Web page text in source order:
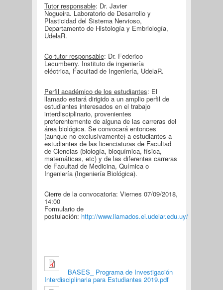
Tutor responsable: Dr. Javier
Nogueira. Laboratorio de Desarrollo y
Plasticidad del Sistema Nervioso,
Departamento de Histología y Embriología,
UdelaR.
Co-tutor responsable: Dr. Federico
Lecumberry. Instituto de ingeniería
eléctrica, Facultad de Ingeniería, UdelaR.
Perfil académico de los estudiantes: El
llamado estará dirigido a un amplio perfil de
estudiantes interesados en el trabajo
interdisciplinario, provenientes
preferentemente de alguna de las carreras del
área biológica. Se convocará entonces
(aunque no exclusivamente) a estudiantes a
estudiantes de las licenciaturas de Facultad
de Ciencias (biología, bioquímica, física,
matemáticas, etc) y de las diferentes carreras
de Facultad de Medicina, Química o
Ingeniería (Ingeniería Biológica).
Cierre de la convocatoria: Viernes 07/09/2018,
14:00
Formulario de
postulación: http://www.llamados.ei.udelar.edu.uy/
BASES_ Programa de Investigación
Interdisciplinaria para Estudiantes 2019.pdf